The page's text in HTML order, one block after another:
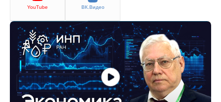
Ученый совет
Материалы
О совете
Регулярные прогнозы
Квартальный прогноз
YouTube ВК.Видео